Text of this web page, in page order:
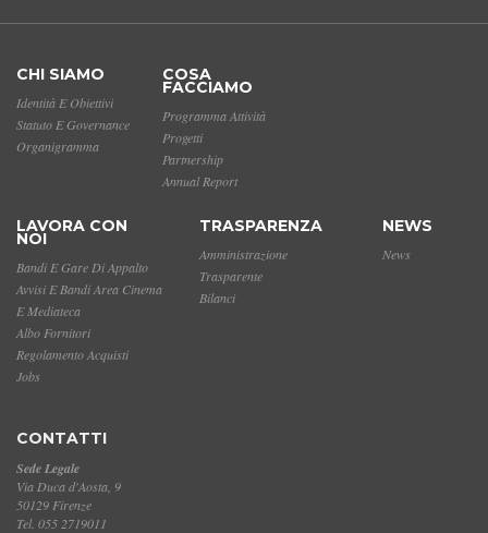
CHI SIAMO
Identità E Obiettivi
Statuto E Governance
Organigramma
COSA
FACCIAMO
Programma Attività
Progetti
Partnership
Annual Report
LAVORA CON
NOI
Bandi E Gare Di Appalto
Avvisi E Bandi Area Cinema
E Mediateca
Albo Fornitori
Regolamento Acquisti
Jobs
TRASPARENZA
Amministrazione
Trasparente
Bilanci
NEWS
News
CONTATTI
Sede Legale
Via Duca d'Aosta, 9
50129 Firenze
Tel. 055 2719011